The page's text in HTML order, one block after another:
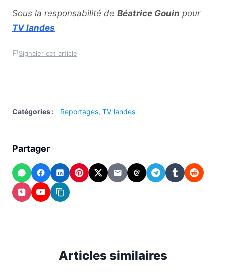
Sous la responsabilité de Béatrice Gouin pour
TV landes
Signaler cet article
Catégories : Reportages, TV landes
Partager
WhatsApp
Facebook
LinkedInPinterest
X
EmailThreadsTelegram
TumblrReddit
Instagram
YouTubeCopier
lien
Articles similaires